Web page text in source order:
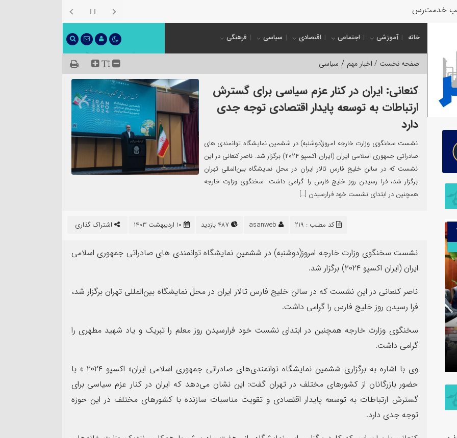
خدمت‌رسانی به زائران
خانه آموزشی اجتماعی اقتصادی سیاسی فرهنگی
صفحه نخست / اخبار مهم / سیاسی
کنعانی: ایران در کنار عزم سیاسی برای گسترش
ارتباطات به توسعه پایدار اقتصادی توجه جدی
دارد
نشست سخنگوی وزارت خارجه امروز(دوشنبه) در ششمین نمایشگاه توانمندی های
صادراتی جمهوری اسلامی ایران (ایران اکسپو ۲۰۲۴) برگزار شد. ناصر کنعانی در این
نشست که در سالن خلیج فارس تالار ایران در محل نمایشگاه بین‌المللی تهران
برگزار شد، فرا رسیدن روز خلیج فارس را گرامی داشت. سخنگوی وزارت خارجه
همچنین در ابتدای نشست خود فرارسیدن […]
اشتراک گذاری asanweb کد مطلب : 219
نشست سخنگوی وزارت خارجه امروز(دوشنبه) در ششمین نمایشگاه توانمندی های صادراتی جمهوری اسلامی
ایران (ایران اکسپو ۲۰۲۴) برگزار شد.
ناصر کنعانی در این نشست که در سالن خلیج فارس تالار ایران در محل نمایشگاه بین‌المللی تهران برگزار شد،
فرا رسیدن روز خلیج فارس را گرامی داشت.
سخنگوی وزارت خارجه همچنین در ابتدای نشست خود فرارسیدن روز معلم را تبریک و یاد شهید مطهری را
گرامی داشت.
وی با اشاره به برگزاری ششمین نمایشگاه توانمندی‌های صادراتی جمهوری اسلامی ایران« اکسپو ۲۰۲۴ » با
حضور بازرگانان از کشورهای مختلف در تهران گفت: این نشان می‌دهد که ایران در کنار عزم سیاسی برای
گسترش ارتباطات به توسعه پایدار اقتصادی و تقویت مناسبات سازنده با کشورهای مختلف در این حوزه
توجه جدی دارد.
۳۰
اطلاعیه شفاف‌سازی شرکت پتروشیمی جم
در خصوص مالکیت و مدیریت واحد
تولیدی پلی‌اتیلن سنگین
۱۳
پیام فرمانده سپاه شهرستان بندرماهشهر
شرکت عملیات اکتشاف